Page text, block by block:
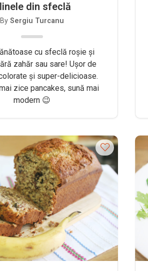
din sfeclă
By Sergiu Turcanu
cu sfeclă roșie și
zahăr sau sare! Ușor de
și super-delicioase.
zice pancakes, sună mai
modern 😉